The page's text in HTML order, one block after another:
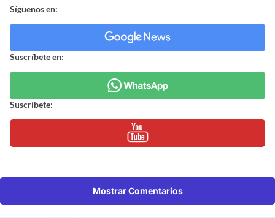
Síguenos en:
Suscríbete en:
Suscríbete:
Mostrar Comentarios